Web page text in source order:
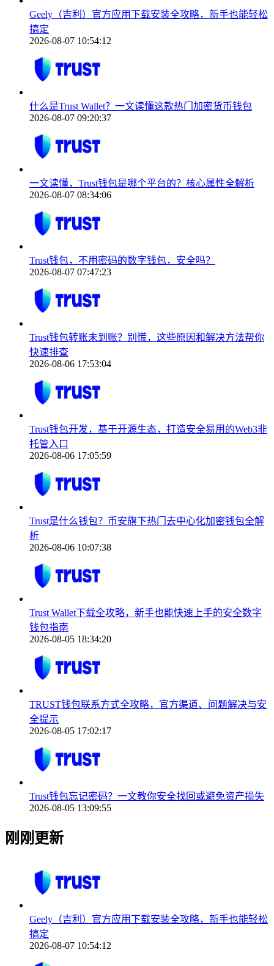
Geely（吉利）官方应用下载安装全攻略，新手也能轻松
搞定
2026-08-07 10:54:12
什么是Trust Wallet？一文读懂这款热门加密货币钱包
2026-08-07 09:20:37
一文读懂，Trust钱包是哪个平台的？核心属性全解析
2026-08-07 08:34:06
Trust钱包，不用密码的数字钱包，安全吗？
2026-08-07 07:47:23
Trust钱包转账未到账？别慌，这些原因和解决方法帮你
快速排查
2026-08-06 17:53:04
Trust钱包开发，基于开源生态，打造安全易用的Web3非
托管入口
2026-08-06 17:05:59
Trust是什么钱包？币安旗下热门去中心化加密钱包全解
析
2026-08-06 10:07:38
Trust Wallet下载全攻略，新手也能快速上手的安全数字
钱包指南
2026-08-05 18:34:20
TRUST钱包联系方式全攻略，官方渠道、问题解决与安
全提示
2026-08-05 17:02:17
Trust钱包忘记密码？一文教你安全找回或避免资产损失
2026-08-05 13:09:55
刚刚更新
Geely（吉利）官方应用下载安装全攻略，新手也能轻松
搞定
2026-08-07 10:54:12